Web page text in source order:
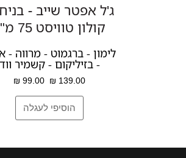
ג'ל אפטר שייב -
קולון טוויסט 75 מ"ל
לימון - ברגמוט - מרווה -
- בזיליקום - קשמיר ווד
139.00 ₪
99.00 ₪